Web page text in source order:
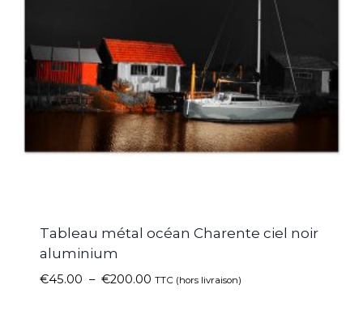
Tableau métal océan Charente ciel noir
aluminium
€45.00 – €200.00 TTC (hors livraison)